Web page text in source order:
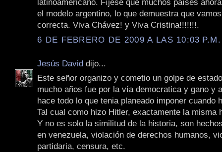
latinoamericano. Fíjese que muchos países
el modelo argentino, lo que demuestra que
correcta. Viva Chávez! y Viva Cristina!!!!!!!.
6 DE FEBRERO DE 2009 A LAS 10:03 P.M.
Jesús David dijo...
Este señor organizo y cometio un golpe de
mucho años fue por la vía democratica y gano y
hace todo lo que tenia planeado imponer cuando
Tal cual como hizo Hitler, exactamente la misma
Y no es solo la similitud de la historia, son
en venezuela, violación de derechos humanos,
partidaria, censura, etc.